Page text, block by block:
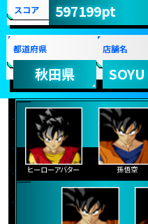
スコア 597199pt
都道府県
秋田県
店舗名
ヒーローアバター 孫悟空